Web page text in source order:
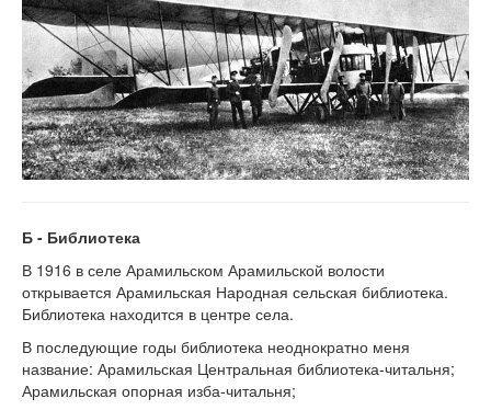
Б - Библиотека
В 1916 в селе Арамильском Арамильской волости
открывается Арамильская Народная сельская библиотека.
Библиотека находится в центре села.
В последующие годы библиотека неоднократно меня
название: Арамильская Центральная библиотека-читальня;
Арамильская опорная изба-читальня;